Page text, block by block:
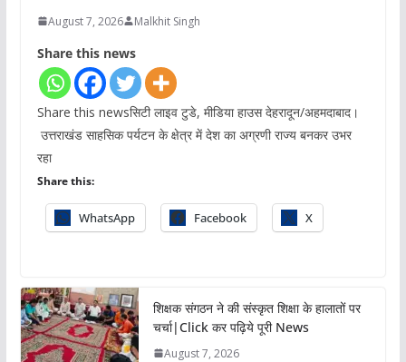
August 7, 2026 Malkhit Singh
Share this news
Share this newsसिटी लाइव टुडे, मीडिया हाउस देहरादून/अहमदाबाद।
उत्तराखंड साहसिक पर्यटन के क्षेत्र में देश का अग्रणी राज्य बनकर उभर
रहा
Share this:
WhatsApp Facebook X
शिक्षक संगठन ने की संस्कृत शिक्षा के हालातों पर
चर्चा|Click कर पढ़िये पूरी News
August 7, 2026